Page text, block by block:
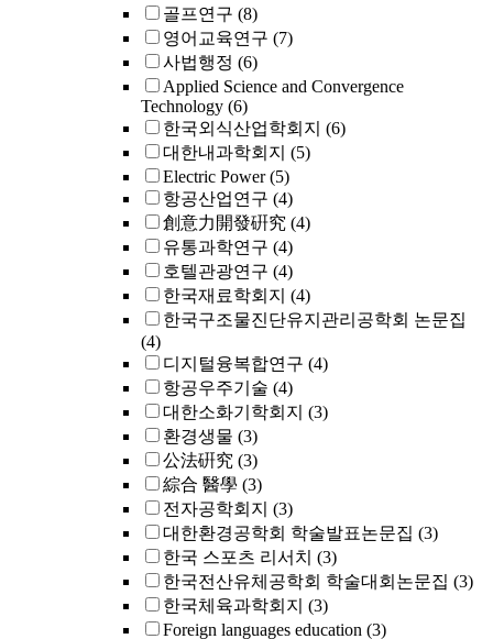
골프연구 (8)
영어교육연구 (7)
사법행정 (6)
Applied Science and Convergence
Technology (6)
한국외식산업학회지 (6)
대한내과학회지 (5)
Electric Power (5)
항공산업연구 (4)
創意力開發硏究 (4)
유통과학연구 (4)
호텔관광연구 (4)
한국재료학회지 (4)
한국구조물진단유지관리공학회 논문집
(4)
디지털융복합연구 (4)
항공우주기술 (4)
대한소화기학회지 (3)
환경생물 (3)
公法硏究 (3)
綜合 醫學 (3)
전자공학회지 (3)
대한환경공학회 학술발표논문집 (3)
한국 스포츠 리서치 (3)
한국전산유체공학회 학술대회논문집 (3)
한국체육과학회지 (3)
Foreign languages education (3)